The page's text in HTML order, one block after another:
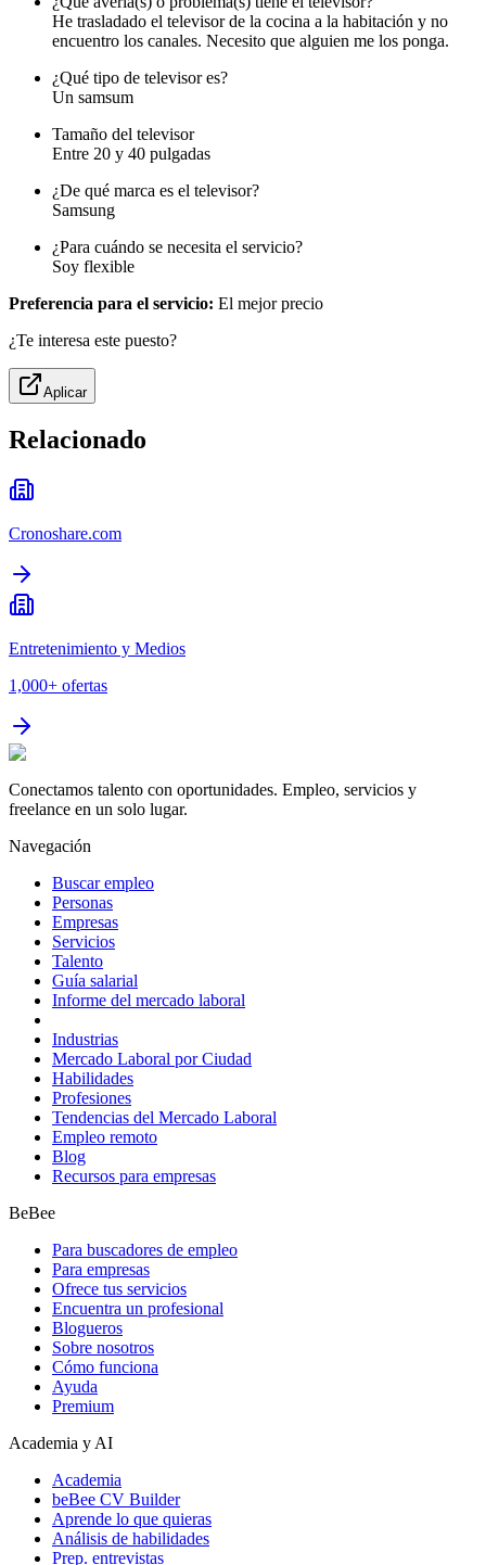
He trasladado el televisor de la cocina a la habitación y no
encuentro los canales. Necesito que alguien me los ponga.
¿Qué tipo de televisor es?
Un samsum
Tamaño del televisor
Entre 20 y 40 pulgadas
¿De qué marca es el televisor?
Samsung
¿Para cuándo se necesita el servicio?
Soy flexible
Preferencia para el servicio: El mejor precio
¿Te interesa este puesto?
Aplicar
Relacionado
Cronoshare.com
Entretenimiento y Medios
1,000+ ofertas
Conectamos talento con oportunidades. Empleo, servicios y
freelance en un solo lugar.
Navegación
Buscar empleo
Personas
Empresas
Servicios
Talento
Guía salarial
Informe del mercado laboral
Industrias
Mercado Laboral por Ciudad
Habilidades
Profesiones
Tendencias del Mercado Laboral
Empleo remoto
Blog
Recursos para empresas
BeBee
Para buscadores de empleo
Para empresas
Ofrece tus servicios
Encuentra un profesional
Blogueros
Sobre nosotros
Cómo funciona
Ayuda
Premium
Academia y AI
Academia
beBee CV Builder
Aprende lo que quieras
Análisis de habilidades
Prep. entrevistas